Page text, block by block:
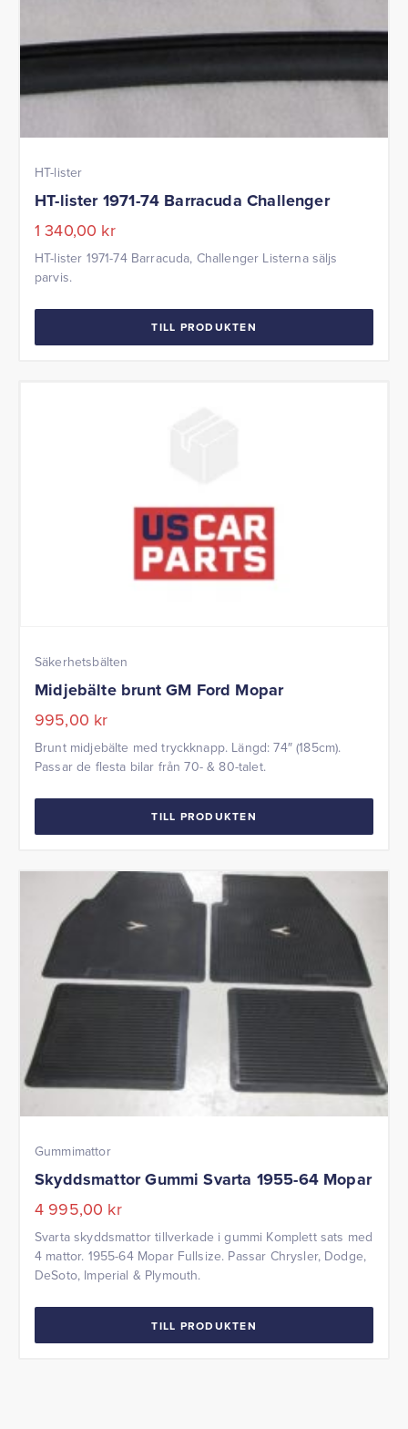
HT-lister
HT-lister 1971-74 Barracuda Challenger
1 340,00 kr
HT-lister 1971-74 Barracuda, Challenger Listerna säljs
parvis.
TILL PRODUKTEN
Säkerhetsbälten
Midjebälte brunt GM Ford Mopar
995,00 kr
Brunt midjebälte med tryckknapp. Längd: 74″ (185cm).
Passar de flesta bilar från 70- & 80-talet.
TILL PRODUKTEN
Gummimattor
Skyddsmattor Gummi Svarta 1955-64 Mopar
4 995,00 kr
Svarta skyddsmattor tillverkade i gummi Komplett sats med
4 mattor. 1955-64 Mopar Fullsize. Passar Chrysler, Dodge,
DeSoto, Imperial & Plymouth.
TILL PRODUKTEN